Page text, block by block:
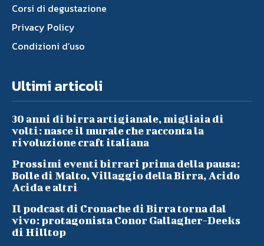
Corsi di degustazione
Privacy Policy
Condizioni d’uso
Ultimi articoli
30 anni di birra artigianale, migliaia di
volti: nasce il murale che racconta la
rivoluzione craft italiana
Prossimi eventi birrari prima della pausa:
Bolle di Malto, Villaggio della Birra, Acido
Acida e altri
Il podcast di Cronache di Birra torna dal
vivo: protagonista Conor Gallagher-Deeks
di Hilltop